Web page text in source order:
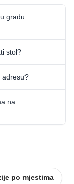
gradu
stol?
adresu?
na
po mjestima